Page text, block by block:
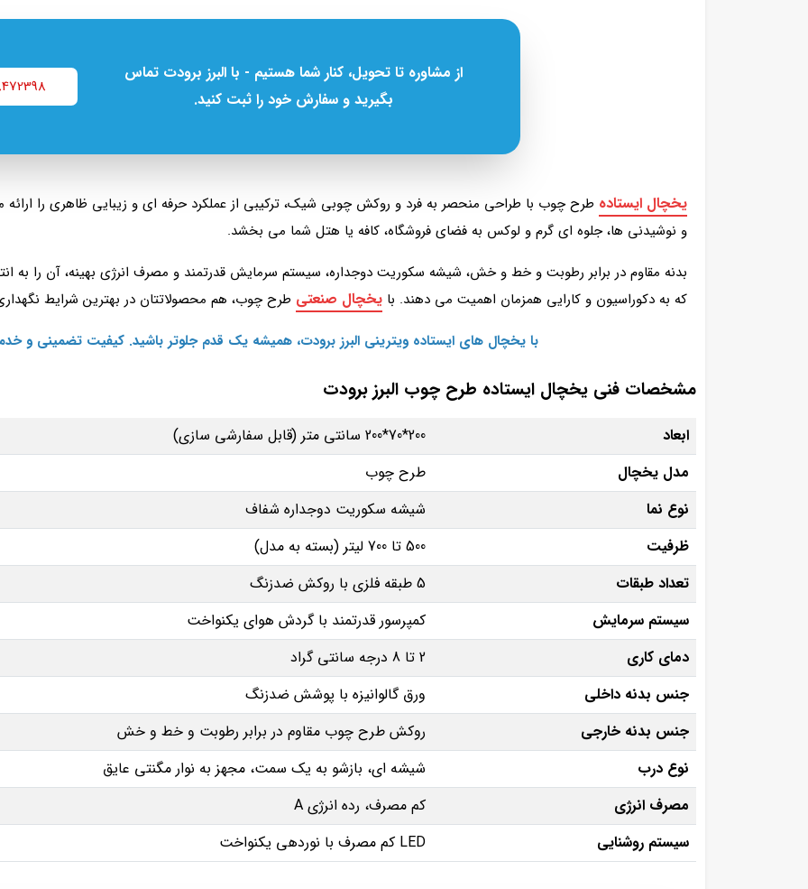
از مشاوره تا تحویل، کنار شما هستیم - با البرز برودت تماس
بگیرید و سفارش خود را ثبت کنید.
یخچال ایستاده طرح چوب با طراحی منحصر به‌ فرد و روکش چوبی شیک، ترکیبی از عملکرد حرفه‌ ای و زیبایی ظاهری را
و نوشیدنی‌ ها، جلوه‌ ای گرم و لوکس به فضای فروشگاه، کافه یا هتل شما می‌ بخشد.
بدنه مقاوم در برابر رطوبت و خط و خش، شیشه سکوریت دوجداره، سیستم سرمایش قدرتمند و مصرف انرژی بهینه، آن را به
که به دکوراسیون و کارایی همزمان اهمیت می‌ دهند. با یخچال صنعتی طرح چوب، هم محصولاتتان در بهترین شرایط
با یخچال‌ های ایستاده ویترینی البرز برودت، همیشه یک قدم جلوتر باشید. کیفیت تضمینی و
مشخصات فنی یخچال ایستاده طرح چوب البرز برودت
ابعاد
200*70*200 سانتی‌ متر (قابل سفارشی‌ سازی)
مدل یخچال
طرح چوب
نوع نما
شیشه سکوریت دوجداره شفاف
ظرفیت
500 تا 700 لیتر (بسته به مدل)
تعداد طبقات
5 طبقه فلزی با روکش ضدزنگ
سیستم سرمایش
کمپرسور قدرتمند با گردش هوای یکنواخت
دمای کاری
2 تا 8 درجه سانتی‌ گراد
جنس بدنه داخلی
ورق گالوانیزه با پوشش ضدزنگ
جنس بدنه خارجی
روکش طرح چوب مقاوم در برابر رطوبت و خط و خش
نوع درب
شیشه‌ ای، بازشو به یک سمت، مجهز به نوار مگنتی عایق
مصرف انرژی
کم‌ مصرف، رده انرژی A
سیستم روشنایی
LED کم‌ مصرف با نوردهی یکنواخت